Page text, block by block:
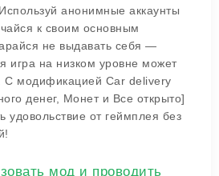
анонимные аккаунты
к своим основным
не выдавать себя —
игра на низком уровне может
С модификацией Car delivery
денег, Монет и Все открыто]
удовольствие от геймплея без
мод и проводить